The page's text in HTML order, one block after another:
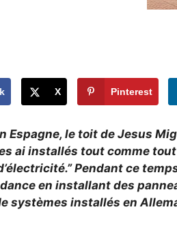
X Pinterest
Espagne, le toit de Jesus
ai installés tout comme
Pendant ce
en installant des
systèmes installés en